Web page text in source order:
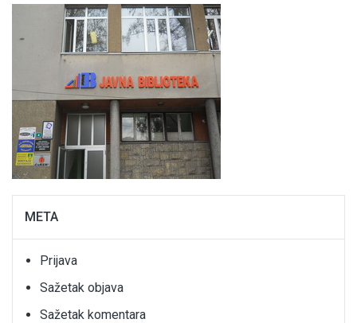
META
Prijava
Sažetak objava
Sažetak komentara